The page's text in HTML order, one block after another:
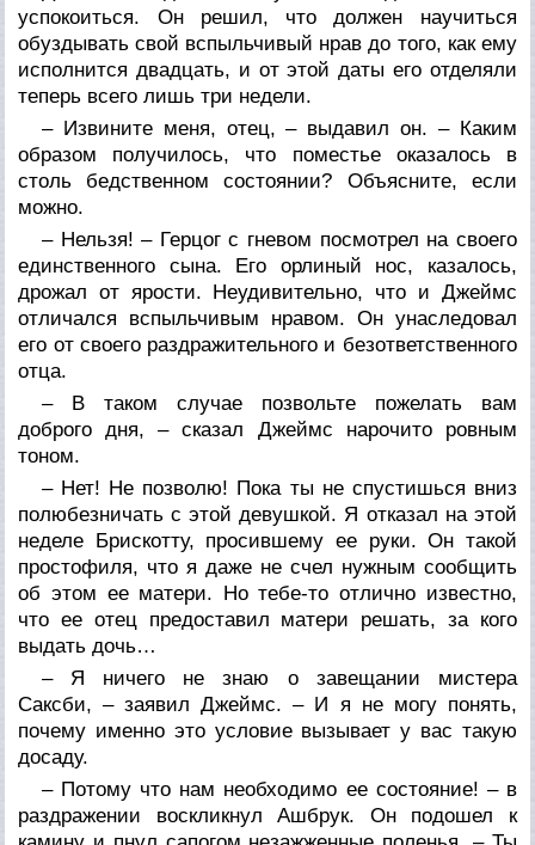
успокоиться. Он решил, что должен научиться
обуздывать свой вспыльчивый нрав до того, как ему
исполнится двадцать, и от этой даты его отделяли
теперь всего лишь три недели.
– Извините меня, отец, – выдавил он. – Каким
образом получилось, что поместье оказалось в
столь бедственном состоянии? Объясните, если
можно.
– Нельзя! – Герцог с гневом посмотрел на своего
единственного сына. Его орлиный нос, казалось,
дрожал от ярости. Неудивительно, что и Джеймс
отличался вспыльчивым нравом. Он унаследовал
его от своего раздражительного и безответственного
отца.
– В таком случае позвольте пожелать вам
доброго дня, – сказал Джеймс нарочито ровным
тоном.
– Нет! Не позволю! Пока ты не спустишься вниз
полюбезничать с этой девушкой. Я отказал на этой
неделе Брискотту, просившему ее руки. Он такой
простофиля, что я даже не счел нужным сообщить
об этом ее матери. Но тебе-то отлично известно,
что ее отец предоставил матери решать, за кого
выдать дочь…
– Я ничего не знаю о завещании мистера
Саксби, – заявил Джеймс. – И я не могу понять,
почему именно это условие вызывает у вас такую
досаду.
– Потому что нам необходимо ее состояние! – в
раздражении воскликнул Ашбрук. Он подошел к